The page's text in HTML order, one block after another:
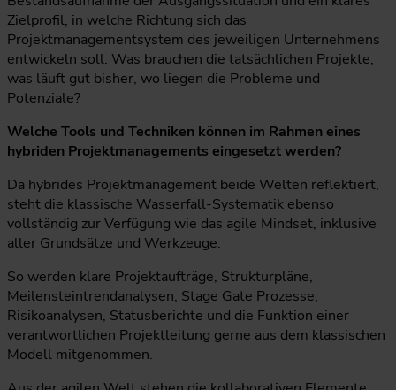
Zielprofil, in welche Richtung sich das
Projektmanagementsystem des jeweiligen Unternehmens
entwickeln soll. Was brauchen die tatsächlichen Projekte,
was läuft gut bisher, wo liegen die Probleme und
Potenziale?
Welche Tools und Techniken können im Rahmen eines
hybriden Projektmanagements eingesetzt werden?
Da hybrides Projektmanagement beide Welten reflektiert,
steht die klassische Wasserfall-Systematik ebenso
vollständig zur Verfügung wie das agile Mindset, inklusive
aller Grundsätze und Werkzeuge.
So werden klare Projektaufträge, Strukturpläne,
Meilensteintrendanalysen, Stage Gate Prozesse,
Risikoanalysen, Statusberichte und die Funktion einer
verantwortlichen Projektleitung gerne aus dem klassischen
Modell mitgenommen.